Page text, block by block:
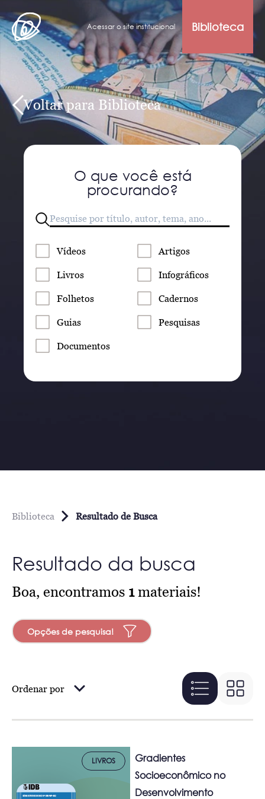
Acessar o site institucional Biblioteca
Voltar para Biblioteca
O que você está
procurando?
Vídeos Artigos
Livros Infográficos
Folhetos Cadernos
Guias Pesquisas
Documentos
Biblioteca Resultado de Busca
Resultado da busca
Boa, encontramos 1materiais!
Opções de pesquisa!
Ordenar por
LIVROS
Gradientes
Socioeconômico no
Desenvolvimento